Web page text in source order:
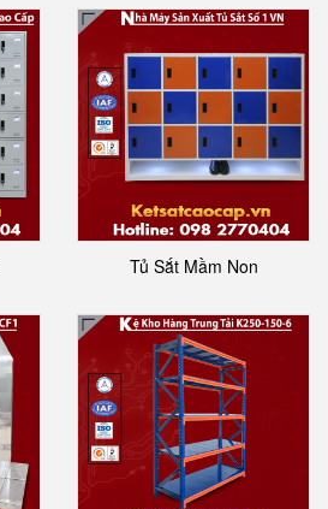
Tủ Sắt Mầm Non